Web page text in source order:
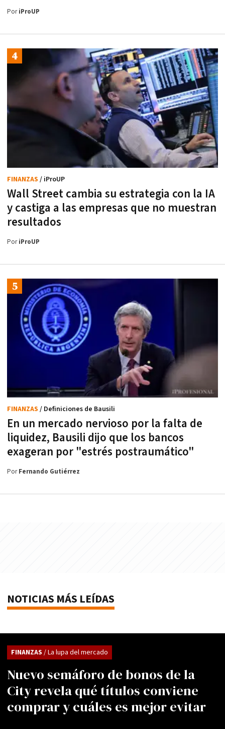
PoriProUP
Wall Street cambia su estrategia con la IA
y castiga a las empresas que no muestran
resultados
FINANZAS / iProUP
PoriProUP
En un mercado nervioso por la falta de
liquidez, Bausili dijo que los bancos
exageran por "estrés postraumático"
FINANZAS / Definiciones de Bausili
PorFernando Gutiérrez
NOTICIAS MÁS LEÍDAS
Nuevo semáforo de bonos de la
City revela qué títulos conviene
comprar y cuáles es mejor evitar
FINANZAS / La lupa del mercado